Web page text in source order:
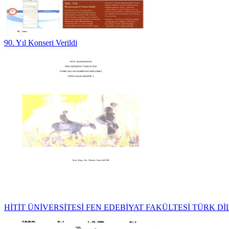
90. Yıl Konseri Verildi
HİTİT ÜNİVERSİTESİ FEN EDEBİYAT FAKÜLTESİ TÜRK